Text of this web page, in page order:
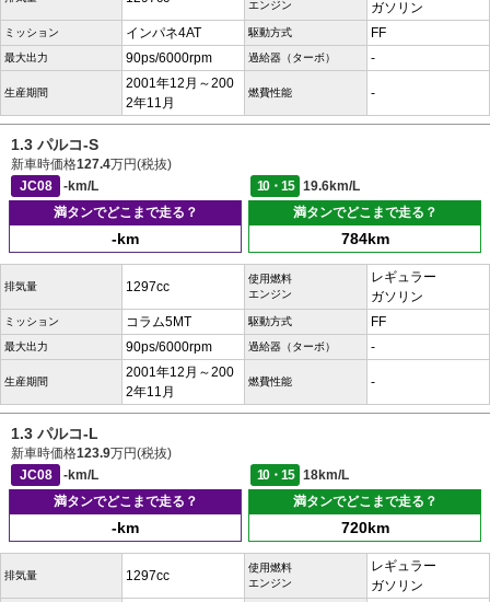
エンジン
ガソリン
ミッション インパネ4AT 駆動方式 FF
最大出力 90ps/6000rpm 過給器（ターボ） -
生産期間
2001年12月～200
2年11月
燃費性能 -
1.3 パルコ-S
新車時価格127.4万円(税抜)
JC08
-km/L 10・15
19.6km/L
満タンでどこまで走る？
-km
満タンでどこまで走る？
784km
排気量 1297cc
使用燃料
エンジン
レギュラー
ガソリン
ミッション コラム5MT 駆動方式 FF
最大出力 90ps/6000rpm 過給器（ターボ） -
生産期間
2001年12月～200
2年11月
燃費性能 -
1.3 パルコ-L
新車時価格123.9万円(税抜)
JC08
-km/L 10・15
18km/L
満タンでどこまで走る？
-km
満タンでどこまで走る？
720km
排気量 1297cc
使用燃料
エンジン
レギュラー
ガソリン